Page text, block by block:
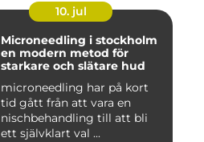
10. jul
Microneedling i stockholm
en modern metod för
starkare och slätare hud
microneedling har på kort
tid gått från att vara en
nischbehandling till att bli
ett självklart val ...